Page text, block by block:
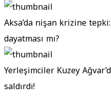
Aksa’da nişan krizine
dayatması mı?
Yerleşimciler Kuzey
saldırdı!